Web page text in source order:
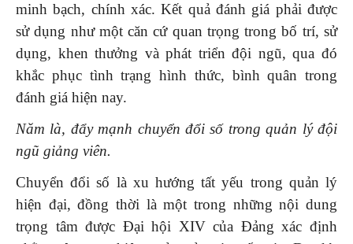
minh bạch, chính xác. Kết quả đánh giá phải được
sử dụng như một căn cứ quan trọng trong bố trí, sử
dụng, khen thưởng và phát triển đội ngũ, qua đó
khắc phục tình trạng hình thức, bình quân trong
đánh giá hiện nay.
Năm là, đẩy mạnh chuyển đổi số trong quản lý đội
ngũ giảng viên.
Chuyển đổi số là xu hướng tất yếu trong quản lý
hiện đại, đồng thời là một trong những nội dung
trọng tâm được Đại hội XIV của Đảng xác định